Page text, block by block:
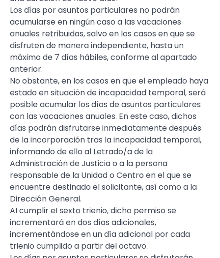
Los días por asuntos particulares no podrán
acumularse en ningún caso a las vacaciones
anuales retribuidas, salvo en los casos en que se
disfruten de manera independiente, hasta un
máximo de 7 días hábiles, conforme al apartado
anterior.
No obstante, en los casos en que el empleado haya
estado en situación de incapacidad temporal, será
posible acumular los días de asuntos particulares
con las vacaciones anuales. En este caso, dichos
días podrán disfrutarse inmediatamente después
de la incorporación tras la incapacidad temporal,
informando de ello al Letrado/a de la
Administración de Justicia o a la persona
responsable de la Unidad o Centro en el que se
encuentre destinado el solicitante, así como a la
Dirección General.
AI cumplir eI sexto trienio, dicho permiso se
incrementará en dos días adicionales,
incrementándose en un día adicional por cada
trienio cumplido a partir deI octavo.